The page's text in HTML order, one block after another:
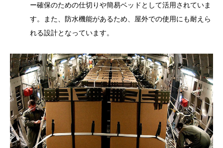
ー確保のための仕切りや簡易ベッドとして活用されていま
す。また、防水機能があるため、屋外での使用にも耐えら
れる設計となっています。